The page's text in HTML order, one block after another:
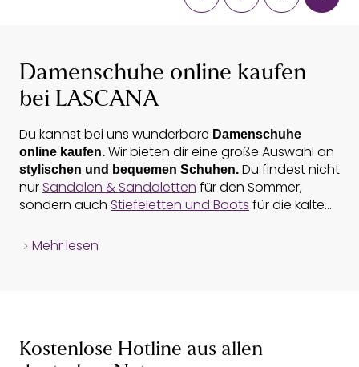
Damenschuhe online kaufen
bei LASCANA
Du kannst bei uns wunderbare Damenschuhe
online kaufen. Wir bieten dir eine große Auswahl an
stylischen und bequemen Schuhen. Du findest nicht
nur Sandalen & Sandaletten für den Sommer,
sondern auch Stiefeletten und Boots für die kalte
Chelseaboots aus Leder
verführerisch. Ein Versprechen, dass wir an all
Zehentrenner
High Heels
Mehr lesen
Kostenlose Hotline aus allen